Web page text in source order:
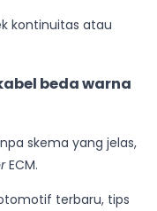
kontinuitas atau
beda warna
skema yang jelas,
ECM.
terbaru, tips